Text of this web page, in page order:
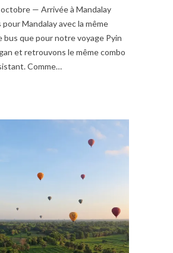
— Arrivée à Mandalay
Mandalay avec la même
bus que pour notre voyage Pyin
et retrouvons le même combo
Comme…